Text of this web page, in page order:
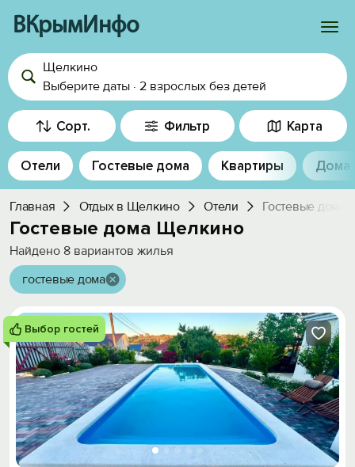
ВКрымИнфо
Войти
Избранное
История просмотра
Добавить свой объект
Щелкино
Выберите даты · 2 взрослых без детей
Сорт. Фильтр Карта
Отели Гостевые дома Квартиры Дома
Главная Отдых в Щелкино Отели Гостевые дома
Гостевые дома Щелкино
Найдено 8 вариантов жилья
гостевые дома
Выбор гостей